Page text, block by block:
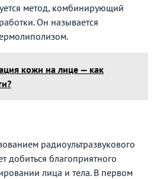
метод, комбинирующий
Он называется
кожи на лице — как
радиоультразвукового
добиться благоприятного
лица и тела. В первом